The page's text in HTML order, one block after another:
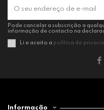
Pode cancelar a subscrição a
informação de contacto na
Li e aceito a política de
Informação